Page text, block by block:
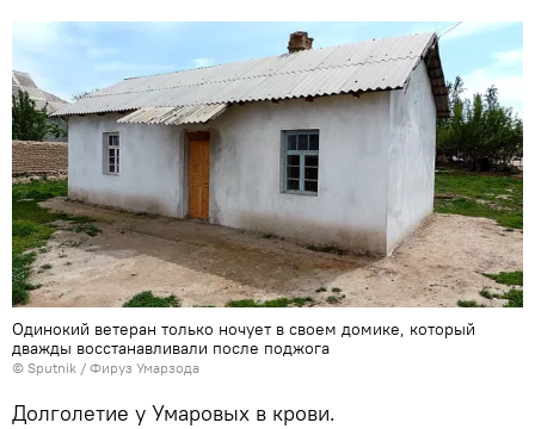
Одинокий ветеран только ночует в своем домике, который
дважды восстанавливали после поджога
© Sputnik / Фируз Умарзода
Долголетие у Умаровых в крови.